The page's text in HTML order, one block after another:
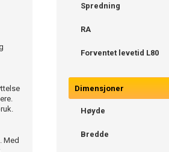
Med
Spredning
RA
Forventet levetid L80
Dimensjoner
Høyde
Bredde